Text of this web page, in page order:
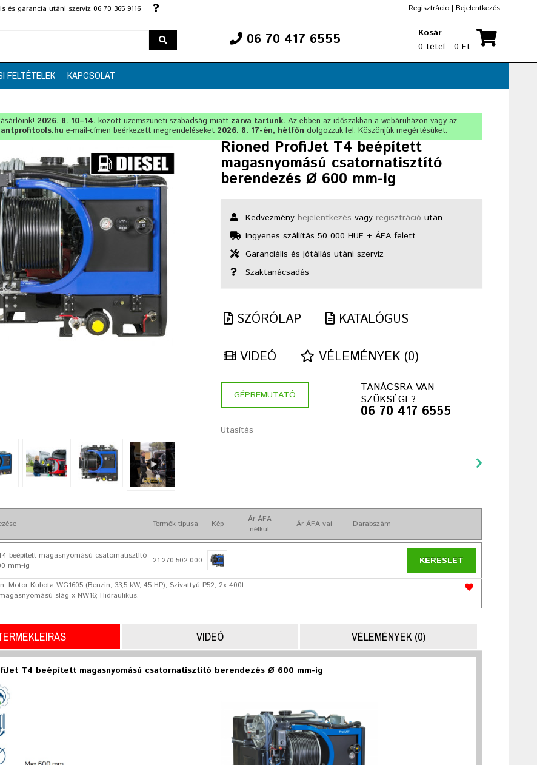
és garancia utáni szerviz 06 70 365 9116
Regisztrácio | Bejelentkezés
06 70 417 6555
Kosár
0 tétel - 0 Ft
FELTÉTELEK KAPCSOLAT
2026. 8. 10–14. között üzemszüneti szabadság miatt zárva tartunk. Az ebben az időszakban a webáruházon vagy az
e-mail-címen beérkezett megrendeléseket 2026. 8. 17-én, hétfőn dolgozzuk fel. Köszönjük megértésüket.
Rioned ProfiJet T4 beépített
magasnyomású csatornatisztító
berendezés Ø 600 mm-ig
Kedvezménybejelentkezés vagyregisztráció után
Ingyenes szállítás 50 000 HUF + ÁFA felett
Garanciális és jótállás utáni szerviz
Szaktanácsadás
SZÓRÓLAP KATALÓGUS
VIDEÓ VÉLEMÉNYEK (0)
GÉPBEMUTATÓ
TANÁCSRA VAN
SZÜKSÉGE?
06 70 417 6555
Utasítás
Termék típusa Kép
Ár ÁFA
nélkül
Ár ÁFA-val Darabszám
beépített magasnyomású csatornatisztító
mm-ig
21.270.502.000 KERESLET
Motor Kubota WG1605 (Benzin, 33,5 kW, 45 HP); Szívattyú P52; 2x 400l
slág x NW16; Hidraulikus.
VIDEÓ VÉLEMÉNYEK (0)
T4 beépített magasnyomású csatornatisztító berendezés Ø 600 mm-ig